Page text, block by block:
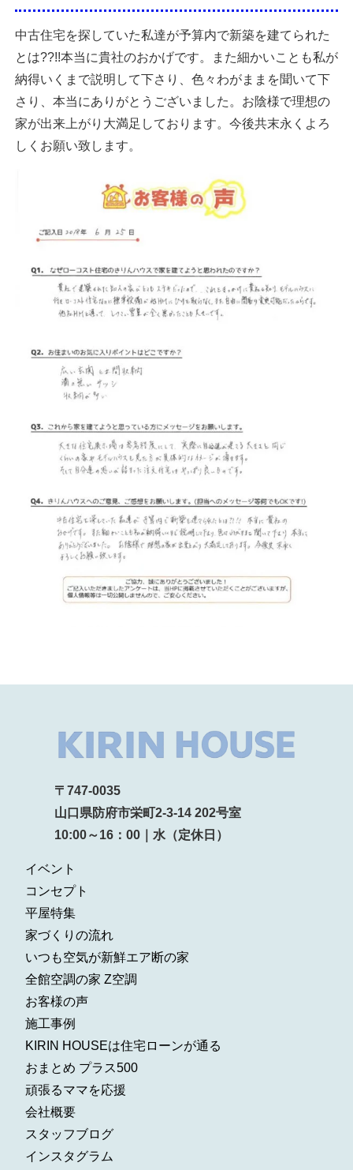
中古住宅を探していた私達が予算内で新築を建てられた
とは??!!本当に貴社のおかげです。また細かいことも私が
納得いくまで説明して下さり、色々わがままを聞いて下
さり、本当にありがとうございました。お陰様で理想の
家が出来上がり大満足しております。今後共末永くよろ
しくお願い致します。
〒747-0035
山口県防府市栄町2-3-14 202号室
10:00～16：00｜水（定休日）
イベント
コンセプト
平屋特集
家づくりの流れ
いつも空気が新鮮エア断の家
全館空調の家 Z空調
お客様の声
施工事例
KIRIN HOUSEは住宅ローンが通る
おまとめ プラス500
頑張るママを応援
会社概要
スタッフブログ
インスタグラム